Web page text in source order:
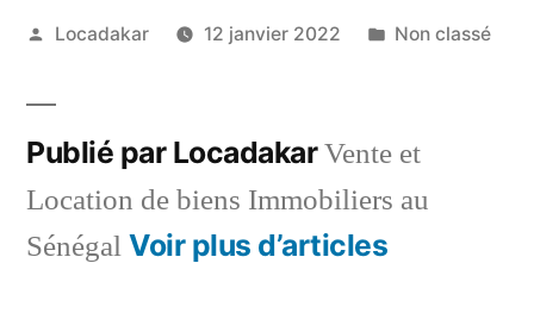
Publié
Locadakar 12 janvier 2022
Publié
Non classé
Publié par LocadakarVente et
Location de biens Immobiliers au
Sénégal Voir plus d’articles